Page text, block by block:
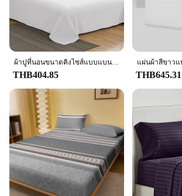
ผ้าปูที่นอนขนาดคิงไซส์แบบแบนสีทึบผ้าปูที่นอนผ้าฝ้ายนุ่มสบายสำหรับบ้านโรงแรม
THB404.85 THB645.31